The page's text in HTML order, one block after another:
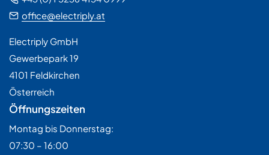
office@electriply.at
Electriply GmbH
Gewerbepark 19
4101 Feldkirchen
Österreich
Öffnungszeiten
Montag bis Donnerstag:
07:30 – 16:00